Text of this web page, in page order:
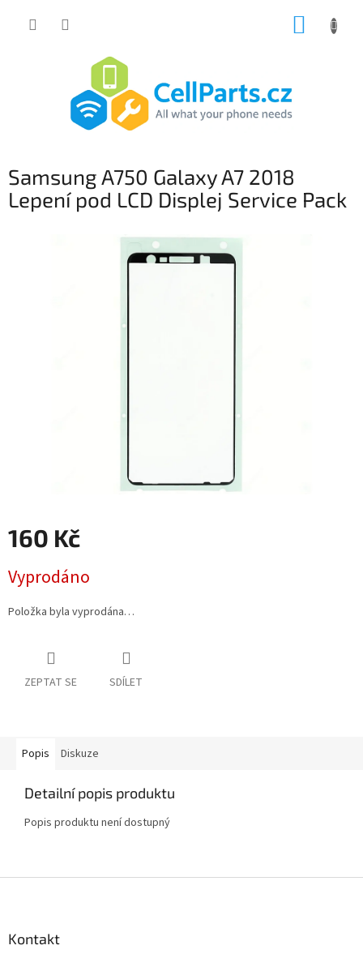
Samsung A750 Galaxy A7 2018
Lepení pod LCD Displej Service Pack
160 Kč
cena:
Vyprodáno
Položka byla vyprodána…
ZEPTAT SE SDÍLET
Popis Diskuze
Detailní popis produktu
Popis produktu není dostupný
Kontakt